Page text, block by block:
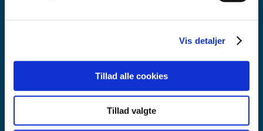
Vis detaljer
Tillad alle cookies
Tillad valgte
2300 København S
dkma@dkma.dk
Lægemiddelstyrelsen er en del af
Sundheds- og Kirkeministeriet.